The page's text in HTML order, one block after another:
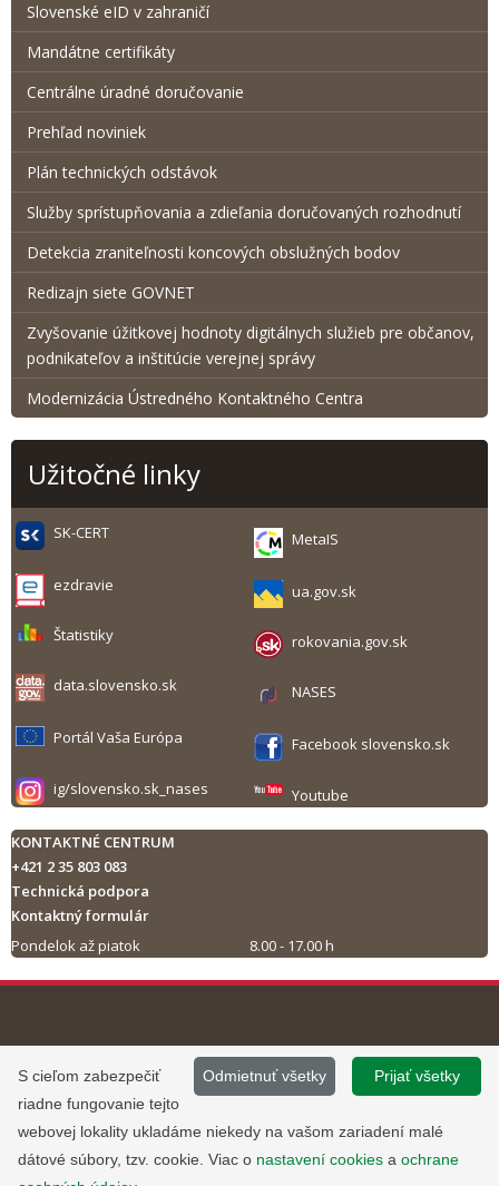
Slovenské eID v zahraničí
Mandátne certifikáty
Centrálne úradné doručovanie
Prehľad noviniek
Plán technických odstávok
Služby sprístupňovania a zdieľania doručovaných rozhodnutí
Detekcia zraniteľnosti koncových obslužných bodov
Redizajn siete GOVNET
Zvyšovanie úžitkovej hodnoty digitálnych služieb pre občanov,
podnikateľov a inštitúcie verejnej správy
Modernizácia Ústredného Kontaktného Centra
Užitočné linky
SK-CERT MetaIS
ezdravie ua.gov.sk
Štatistiky rokovania.gov.sk
data.slovensko.sk NASES
Portál Vaša Európa Facebook slovensko.sk
ig/slovensko.sk_nases Youtube
KONTAKTNÉ CENTRUM
+421 2 35 803 083
Technická podpora
Kontaktný formulár
Pondelok až piatok
8.00 - 17.00 h
Tlač obsahu
©2013 - 2026, Slovensko.sk
Informácie zverejnené na portáli
majú informatívny charakter.
Prevádzku stránky
www.slovensko.sk a správu jej
obsahu zabezpečuje
Prijať všetky
Odmietnuť všetky
S cieľom zabezpečiť
riadne fungovanie tejto
webovej lokality ukladáme niekedy na vašom zariadení malé
dátové súbory, tzv. cookie. Viac o nastavení cookies a ochrane